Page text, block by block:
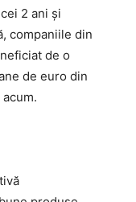
2 ani și
companiile din
de o
de euro din